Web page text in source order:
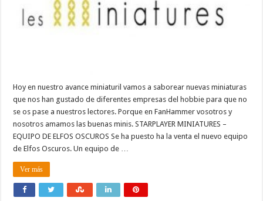
Hoy en nuestro avance miniaturil vamos a saborear nuevas miniaturas
que nos han gustado de diferentes empresas del hobbie para que no
se os pase a nuestros lectores. Porque en FanHammer vosotros y
nosotros amamos las buenas minis. STARPLAYER MINIATURES –
EQUIPO DE ELFOS OSCUROS Se ha puesto ha la venta el nuevo equipo
de Elfos Oscuros. Un equipo de …
Ver más